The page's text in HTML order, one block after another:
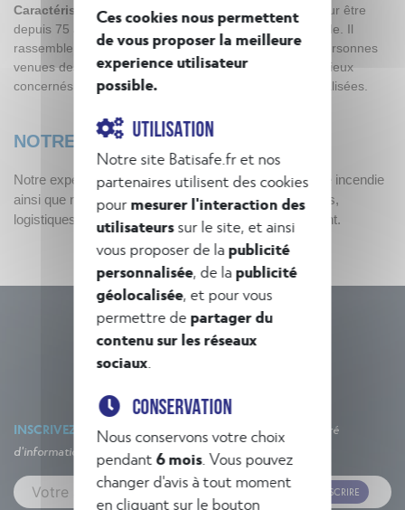
Caractéristiques :
Le Festival d’Avignon est réputé pour être
depuis 75 ans le plus gros événement théâtral du monde. Il
rassemble chaque année des dizaines de milliers de personnes
venues des quatre coins du monde. Rien que pour les lieux
concernés, c’est plus de 150 000 entrées qui seront réalisées.
NOTRE PLUS-VALUE
Notre expertise réglementaire et technique en sécurité incendie
ainsi que notre adaptabilité aux contraintes temporelles,
logistiques et sécuritaires qu’implique un tel événement.
INSCRIVEZ-VOUS À NOTRE NEWSLETTER
Un concentré
d'informations et d'actualités !
M'INSCRIRE
Ces cookies nous permettent
de vous proposer la meilleure
experience utilisateur
possible.
UTILISATION
Notre site Batisafe.fr et nos
partenaires utilisent des cookies
pourmesurer l'interaction des
utilisateurssur le site, et ainsi
vous proposer de lapublicité
personnalisée, de lapublicité
géolocalisée, et pour vous
permettre de partager du
contenu sur les réseaux
sociaux
CONSERVATION
Nous conservons votre choix
pendant6 mois. Vous pouvez
changer d'avis à tout moment
en cliquant sur le bouton